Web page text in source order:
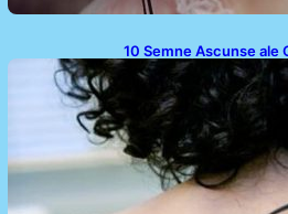
10 Semne Ascunse ale
Trebuie să Știm pentru